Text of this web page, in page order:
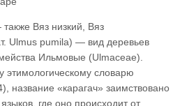
Вяз низкий, Вяз
Ulmus pumila) — вид деревьев
Ильмовые (Ulmaceae).
этимологическому словарю
название «карагач» заимствовано
где оно происходит от